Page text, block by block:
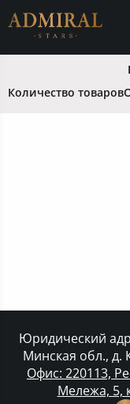
Количество товаров
Юридический
Минская обл., д.
Офис: 220113,
Мележа, 5,